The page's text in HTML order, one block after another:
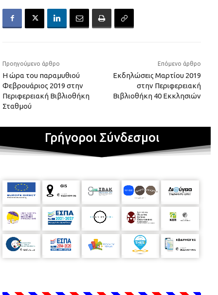
Προηγούμενο άρθρο
Η ώρα του παραμυθιού
Φεβρουάριος 2019 στην
Περιφερειακή Βιβλιοθήκη
Σταθμού
Επόμενο άρθρο
Εκδηλώσεις Μαρτίου 2019
στην Περιφερειακή
Βιβλιοθήκη 40 Εκκλησιών
Γρήγοροι Σύνδεσμοι